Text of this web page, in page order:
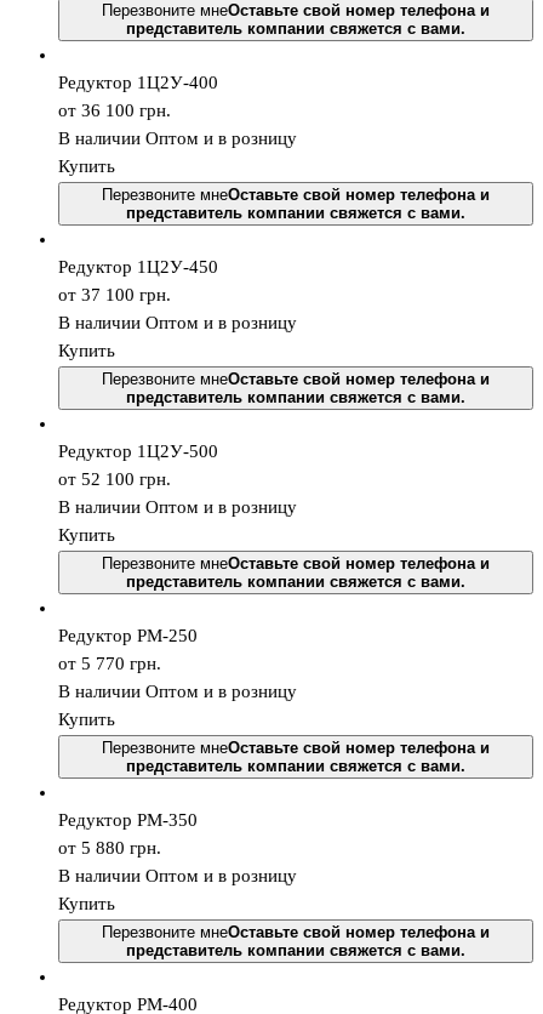
Перезвоните мнеОставьте свой номер телефона и
представитель компании свяжется с вами.
Редуктор 1Ц2У-400
от 36 100 грн.
В наличии Оптом и в розницу
Купить
Перезвоните мнеОставьте свой номер телефона и
представитель компании свяжется с вами.
Редуктор 1Ц2У-450
от 37 100 грн.
В наличии Оптом и в розницу
Купить
Перезвоните мнеОставьте свой номер телефона и
представитель компании свяжется с вами.
Редуктор 1Ц2У-500
от 52 100 грн.
В наличии Оптом и в розницу
Купить
Перезвоните мнеОставьте свой номер телефона и
представитель компании свяжется с вами.
Редуктор РМ-250
от 5 770 грн.
В наличии Оптом и в розницу
Купить
Перезвоните мнеОставьте свой номер телефона и
представитель компании свяжется с вами.
Редуктор РМ-350
от 5 880 грн.
В наличии Оптом и в розницу
Купить
Перезвоните мнеОставьте свой номер телефона и
представитель компании свяжется с вами.
Редуктор РМ-400